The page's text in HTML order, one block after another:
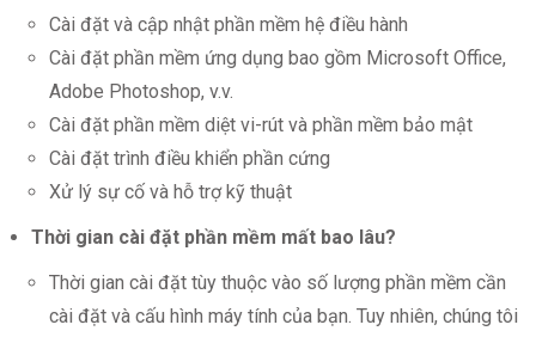
Cài đặt và cập nhật phần mềm hệ điều hành
Cài đặt phần mềm ứng dụng bao gồm Microsoft Office,
Adobe Photoshop, v.v.
Cài đặt phần mềm diệt vi-rút và phần mềm bảo mật
Cài đặt trình điều khiển phần cứng
Xử lý sự cố và hỗ trợ kỹ thuật
Thời gian cài đặt phần mềm mất bao lâu?
Thời gian cài đặt tùy thuộc vào số lượng phần mềm cần
cài đặt và cấu hình máy tính của bạn. Tuy nhiên, chúng tôi